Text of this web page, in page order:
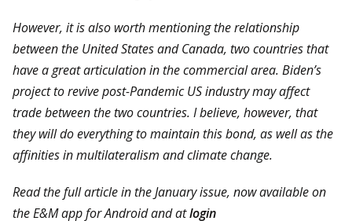
However, it is also worth mentioning the relationship
between the United States and Canada, two countries that
have a great articulation in the commercial area. Biden’s
project to revive post-Pandemic US industry may affect
trade between the two countries. I believe, however, that
they will do everything to maintain this bond, as well as the
affinities in multilateralism and climate change.
Read the full article in the January issue, now available on
the E&M app for Android and atlogin